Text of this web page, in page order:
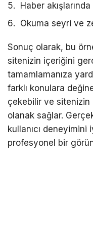
Haber
Okuma seyri ve
Sonuç olarak, bu
sitenizin içeriğini
tamamlamanıza
farklı konulara
çekebilir ve
olanak sağlar.
kullanıcı
profesyonel bir